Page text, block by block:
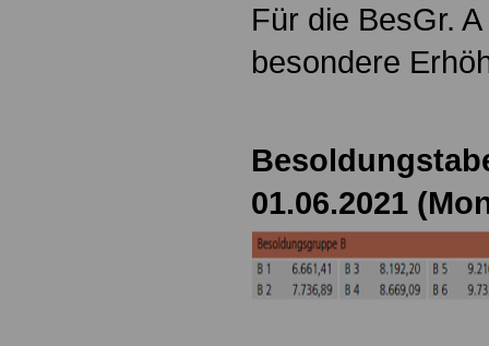
Für die BesGr.
besondere
01.06.2021